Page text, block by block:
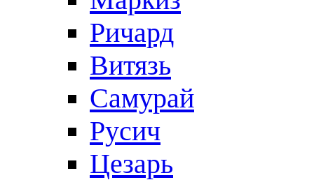
Ричард
Витязь
Самурай
Русич
Цезарь